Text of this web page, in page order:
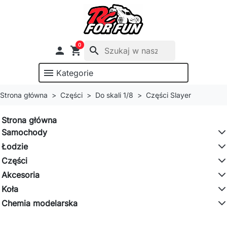
 shopping_cart
0
search
menu Kategorie
Strona główna Części Do skali 1/8 Części Slayer
Strona główna
Samochody
Łodzie
Części
Akcesoria
Koła
Chemia modelarska